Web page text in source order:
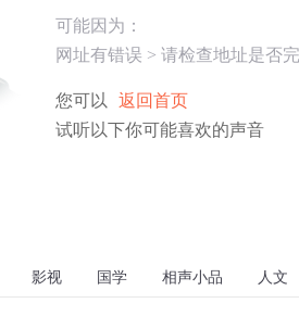
可能因为：
网址有错误 > 请检查地址是否
您可以
返回首页
试听以下你可能喜欢的声音
影视 国学 相声小品 人文